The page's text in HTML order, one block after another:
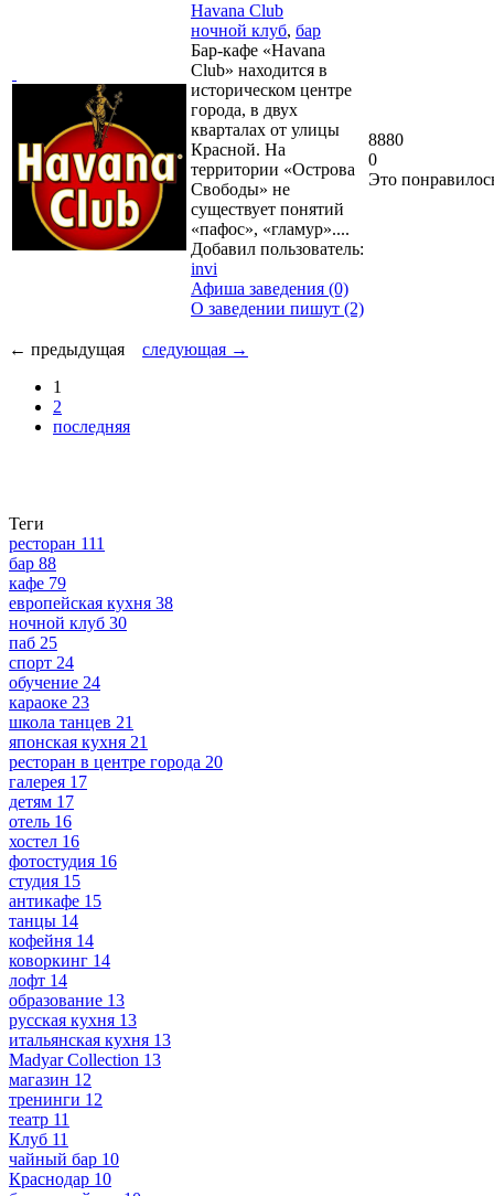
Havana Club
ночной клуб, бар
Бар-кафе «Havana
Club» находится в
историческом центре
города, в двух
кварталах от улицы
Красной. На
территории «Острова
Свободы» не
существует понятий
«пафос», «гламур»....
Добавил пользователь:
invi
Афиша заведения (0)
О заведении пишут (2)
8880
0
Это
← предыдущая следующая →
1
2
последняя
Теги
ресторан 111
бар 88
кафе 79
европейская кухня 38
ночной клуб 30
паб 25
спорт 24
обучение 24
караоке 23
школа танцев 21
японская кухня 21
ресторан в центре города 20
галерея 17
детям 17
отель 16
хостел 16
фотостудия 16
студия 15
антикафе 15
танцы 14
кофейня 14
коворкинг 14
лофт 14
образование 13
русская кухня 13
итальянская кухня 13
Madyar Collection 13
магазин 12
тренинги 12
театр 11
Клуб 11
чайный бар 10
Краснодар 10